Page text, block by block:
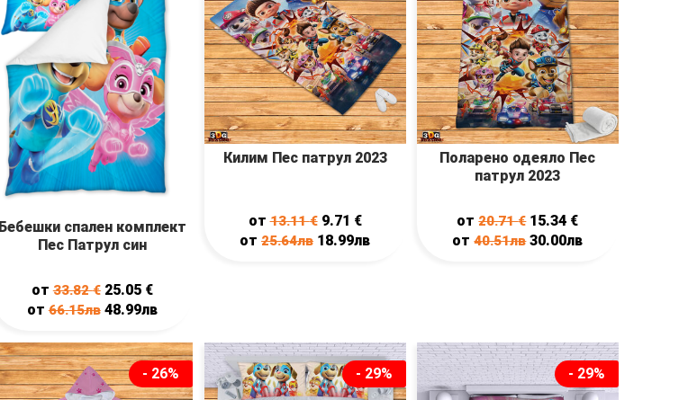
Бебешки спален комплект
Пес Патрул син
от33.82€ 25.05 €
от66.15лв 48.99лв
Килим Пес патрул 2023
от13.11€ 9.71 €
от25.64лв 18.99лв
Поларено одеяло Пес
патрул 2023
от20.71€ 15.34 €
от40.51лв 30.00лв
- 26% - 29% - 29%